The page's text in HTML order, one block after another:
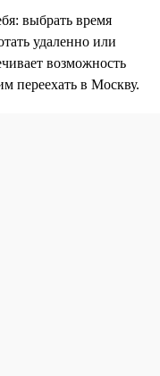
выбрать время
удаленно или
возможность
переехать в Москву.